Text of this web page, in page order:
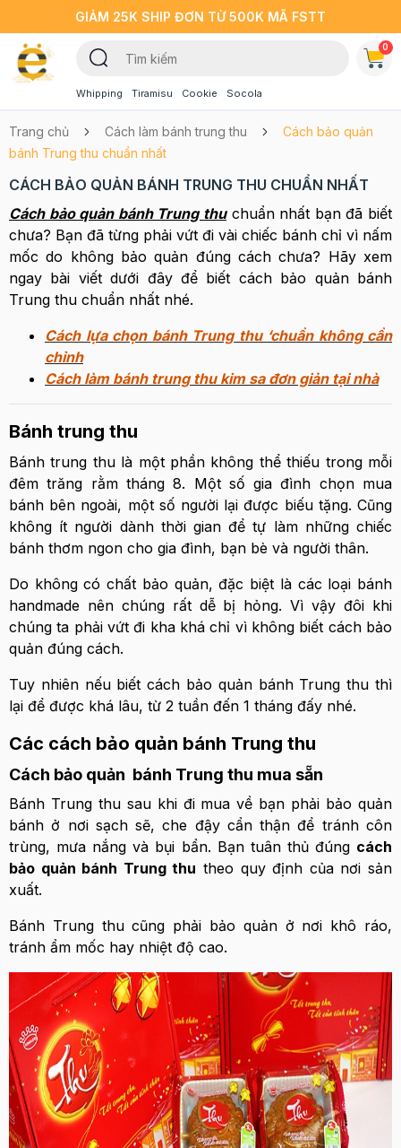
GIẢM 25K SHIP ĐƠN TỪ 500K MÃ FSTT
Whipping Tiramisu Cookie Socola
0
Trang chủ Cách làm bánh trung thu
Cách bảo quản
bánh Trung thu chuẩn nhất
CÁCH BẢO QUẢN BÁNH TRUNG THU CHUẨN NHẤT
Cách bảo quản bánh Trung thuchuẩn nhất bạn đã biết
chưa? Bạn đã từng phải vứt đi vài chiếc bánh chỉ vì nấm
mốc do không bảo quản đúng cách chưa? Hãy xem
ngay bài viết dưới đây để biết cách bảo quản bánh
Trung thu chuẩn nhất nhé.
Cách lựa chọn bánh Trung thu ‘chuẩn không cần
chỉnh
Cách làm bánh trung thu kim sa đơn giản tại nhà
Bánh trung thu
Bánh trung thu là một phần không thể thiếu trong mỗi
đêm trăng rằm tháng 8. Một số gia đình chọn mua
bánh bên ngoài, một số người lại được biếu tặng. Cũng
không ít người dành thời gian để tự làm những chiếc
bánh thơm ngon cho gia đình, bạn bè và người thân.
Do không có chất bảo quản, đặc biệt là các loại bánh
handmade nên chúng rất dễ bị hỏng. Vì vậy đôi khi
chúng ta phải vứt đi kha khá chỉ vì không biết cách bảo
quản đúng cách.
Tuy nhiên nếu biết cách bảo quản bánh Trung thu thì
lại để được khá lâu, từ 2 tuần đến 1 tháng đấy nhé.
Các cách bảo quản bánh Trung thu
Cách bảo quản bánh Trung thu mua sẵn
Bánh Trung thu sau khi đi mua về bạn phải bảo quản
bánh ở nơi sạch sẽ, che đậy cẩn thận để tránh côn
trùng, mưa nắng và bụi bẩn. Bạn tuân thủ đúng cách
bảo quản bánh Trung thu theo quy định của nơi sản
xuất.
Bánh Trung thu cũng phải bảo quản ở nơi khô ráo,
tránh ẩm mốc hay nhiệt độ cao.